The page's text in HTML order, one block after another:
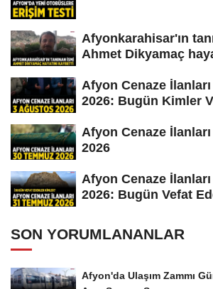
Afyonkarahisar'ın
Ahmet Dikyamaç
Afyon Cenaze
2026: Bugün Kimler
Afyon Cenaze
2026
Afyon Cenaze
2026: Bugün Vefat
SON YORUMLANANLAR
Afyon'da Ulaşım Zammı